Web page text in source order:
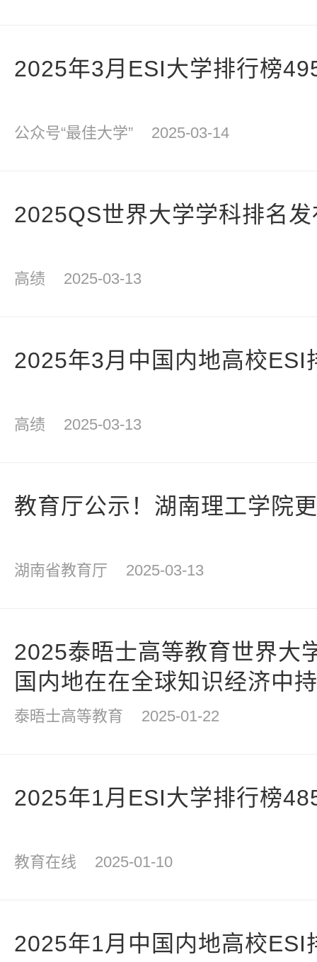
2025年3月ESI大学排行榜
公众号“最佳大学” 2025-03-14
2025QS世界大学学科排名发
高绩 2025-03-13
2025年3月中国内地高校ESI
高绩 2025-03-13
教育厅公示！湖南理工学院
湖南省教育厅 2025-03-13
2025泰晤士高等教育世界大
国内地在在全球知识经济中
泰晤士高等教育 2025-01-22
2025年1月ESI大学排行榜
教育在线 2025-01-10
2025年1月中国内地高校ESI